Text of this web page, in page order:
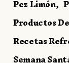
Pez Limón
Productos
Recetas